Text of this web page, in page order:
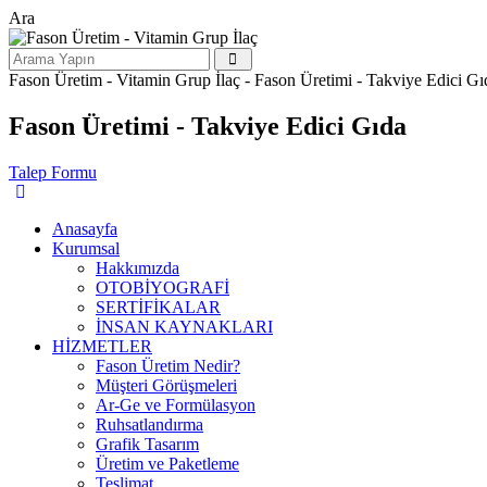
Ara
Fason Üretim - Vitamin Grup İlaç - Fason Üretimi - Takviye Edici
Fason Üretimi - Takviye Edici Gıda
Talep Formu
Anasayfa
Kurumsal
Hakkımızda
OTOBİYOGRAFİ
SERTİFİKALAR
İNSAN KAYNAKLARI
HİZMETLER
Fason Üretim Nedir?
Müşteri Görüşmeleri
Ar-Ge ve Formülasyon
Ruhsatlandırma
Grafik Tasarım
Üretim ve Paketleme
Teslimat